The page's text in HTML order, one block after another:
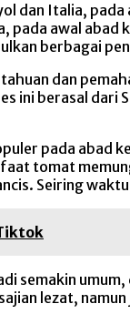
dan Italia,
pada awal
berbagai
dan
ini berasal
pada abad
tomat
Seiring
semakin
lezat,